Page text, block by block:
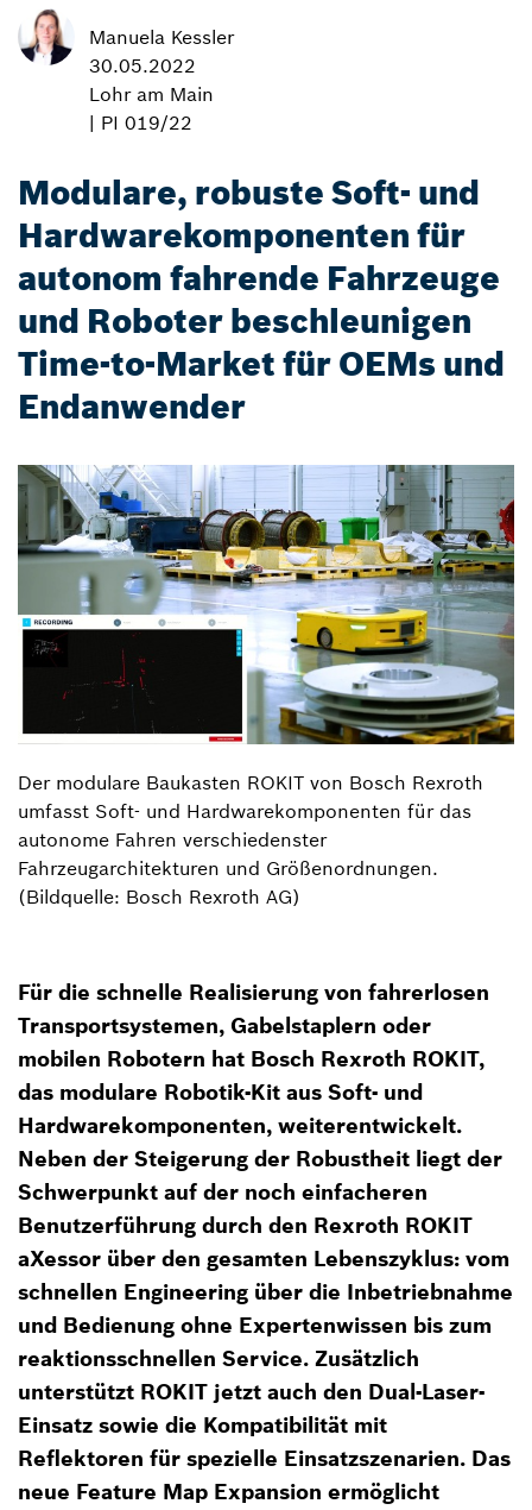
Manuela Kessler
30.05.2022
Lohr am Main
| PI 019/22
Modulare, robuste Soft- und
Hardwarekomponenten für
autonom fahrende Fahrzeuge
und Roboter beschleunigen
Time-to-Market für OEMs und
Endanwender
Der modulare Baukasten ROKIT von Bosch Rexroth
umfasst Soft- und Hardwarekomponenten für das
autonome Fahren verschiedenster
Fahrzeugarchitekturen und Größenordnungen.
(Bildquelle: Bosch Rexroth AG)
Für die schnelle Realisierung von fahrerlosen
Transportsystemen, Gabelstaplern oder
mobilen Robotern hat Bosch Rexroth ROKIT,
das modulare Robotik-Kit aus Soft- und
Hardwarekomponenten, weiterentwickelt.
Neben der Steigerung der Robustheit liegt der
Schwerpunkt auf der noch einfacheren
Benutzerführung durch den Rexroth ROKIT
aXessor über den gesamten Lebenszyklus: vom
schnellen Engineering über die Inbetriebnahme
und Bedienung ohne Expertenwissen bis zum
reaktionsschnellen Service. Zusätzlich
unterstützt ROKIT jetzt auch den Dual-Laser-
Einsatz sowie die Kompatibilität mit
Reflektoren für spezielle Einsatzszenarien. Das
neue Feature Map Expansion ermöglicht